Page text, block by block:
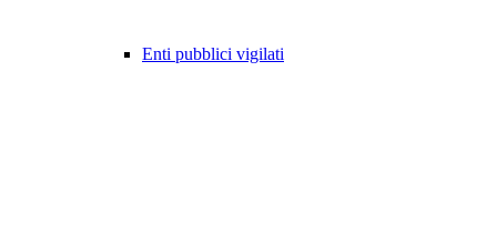
Enti pubblici vigilati